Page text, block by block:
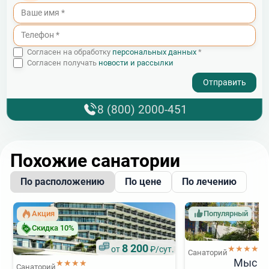
Согласен на обработку персональных данных *
Согласен получать новости и рассылки
8 (800) 2000-451
Похожие санатории
По расположению По цене По лечению
Акция
Скидка 10%
от8 200₽/сут.
Санаторий★★★★
Популярный
Санаторий★★★★
Мыс